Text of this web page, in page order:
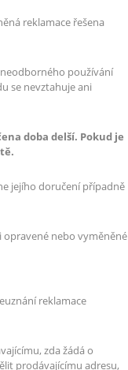
reklamace řešena
používání
se nevztahuje ani
doba delší. Pokud je
jejího doručení případně
opravené nebo vyměněné
reklamace
zda žádá o
prodávajícímu adresu,